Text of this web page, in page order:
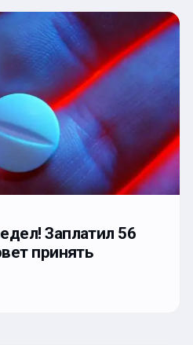
Заплатил 56
принять